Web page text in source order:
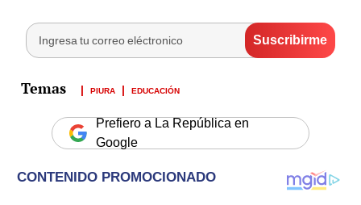
PIURA EDUCACIÓN
Prefiero a La República en
Google